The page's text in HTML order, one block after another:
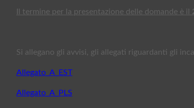
Il termine per la presentazione delle domande è il
Si allegano gli avvisi, gli allegati riguardanti gli
Allegato_A_EST
Allegato_A_PLS